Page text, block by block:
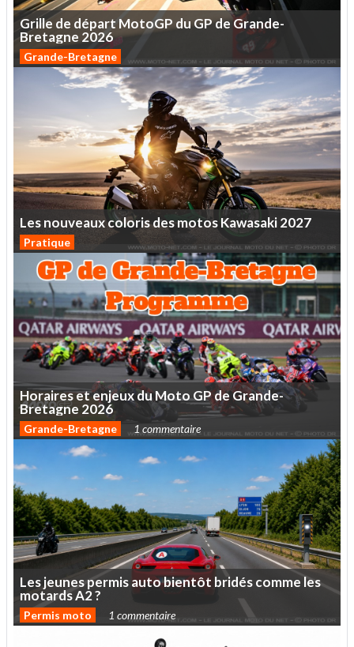
Grille de départ MotoGP duGPdeGrande-
Bretagne 2026
Grande-Bretagne
LesnouveauxcolorisdesmotosKawasaki2027
Pratique
HorairesetenjeuxduMotoGPdeGrande-
Bretagne 2026
Grande-Bretagne 1 commentaire
Lesjeunespermisautobientôt bridéscommeles
motardsA2?
Permis moto 1 commentaire